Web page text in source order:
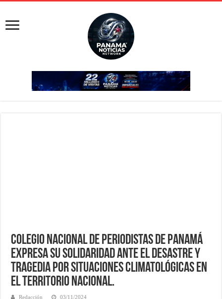
Colegio Nacional de Periodistas de Panamá
expresa su solidaridad ante el desastre y
tragedia por situaciones climatológicas en
el territorio nacional.
Redacción 03/11/2024